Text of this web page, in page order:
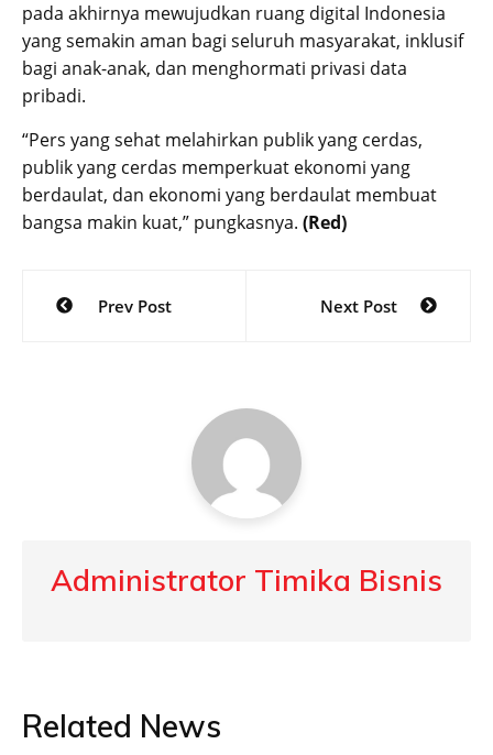
pada akhirnya mewujudkan ruang digital Indonesia
yang semakin aman bagi seluruh masyarakat, inklusif
bagi anak-anak, dan menghormati privasi data
pribadi.
“Pers yang sehat melahirkan publik yang cerdas,
publik yang cerdas memperkuat ekonomi yang
berdaulat, dan ekonomi yang berdaulat membuat
bangsa makin kuat,” pungkasnya. (Red)
Post
navigation
Prev Post Next Post
Administrator Timika Bisnis
Related News